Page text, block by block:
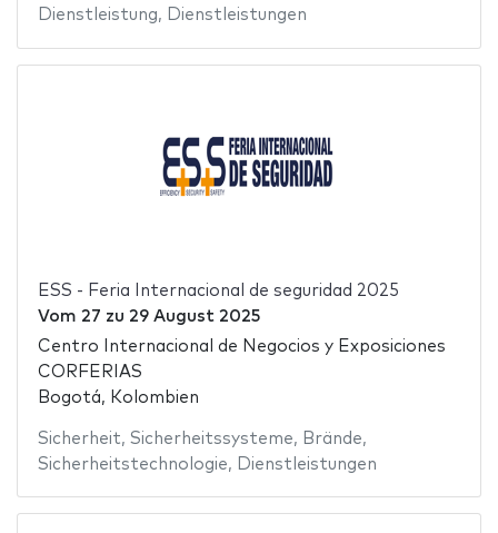
Dienstleistung, Dienstleistungen
ESS - Feria Internacional de seguridad 2025
Vom 27 zu 29 August 2025
Centro Internacional de Negocios y Exposiciones
CORFERIAS
Bogotá, Kolombien
Sicherheit, Sicherheitssysteme, Brände,
Sicherheitstechnologie, Dienstleistungen